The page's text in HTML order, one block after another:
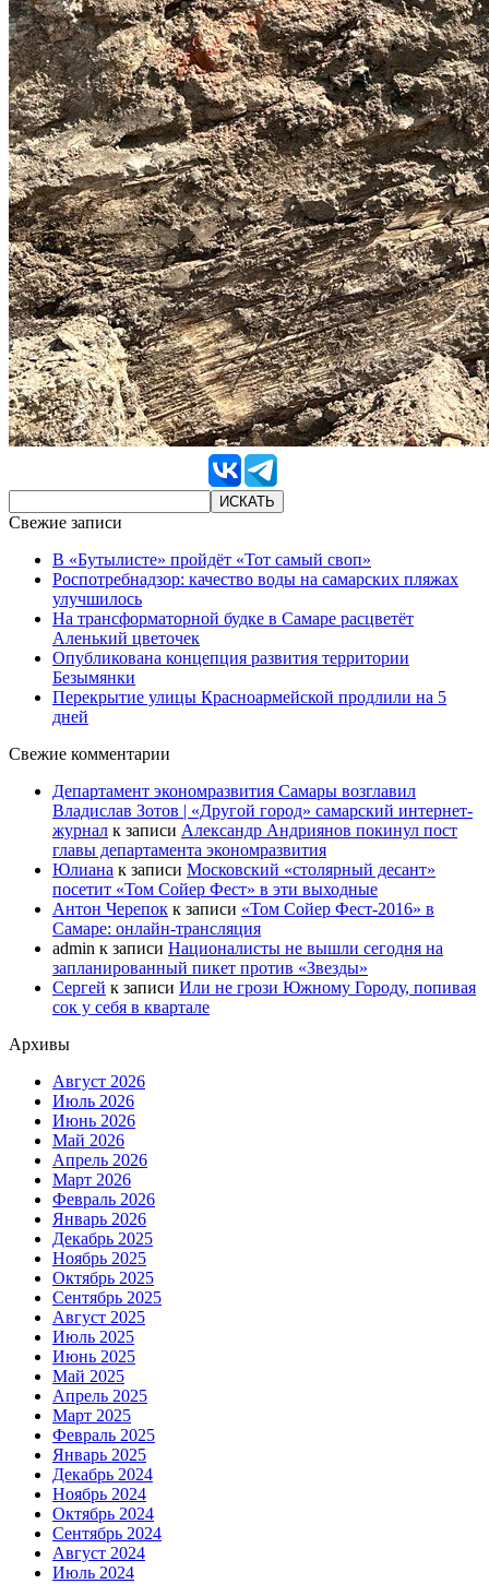
Свежие записи
В «Бутылисте» пройдёт «Тот самый своп»
Роспотребнадзор: качество воды на самарских пляжах
улучшилось
На трансформаторной будке в Самаре расцветёт
Аленький цветочек
Опубликована концепция развития территории
Безымянки
Перекрытие улицы Красноармейской продлили на 5
дней
Свежие комментарии
Департамент экономразвития Самары возглавил
Владислав Зотов | «Другой город» самарский интернет-
журнал к записи Александр Андриянов покинул пост
главы департамента экономразвития
Юлиана к записи Московский «столярный десант»
посетит «Том Сойер Фест» в эти выходные
Антон Черепок к записи «Том Сойер Фест-2016» в
Самаре: онлайн-трансляция
admin к записи Националисты не вышли сегодня на
запланированный пикет против «Звезды»
Сергей к записи Или не грози Южному Городу, попивая
сок у себя в квартале
Архивы
Август 2026
Июль 2026
Июнь 2026
Май 2026
Апрель 2026
Март 2026
Февраль 2026
Январь 2026
Декабрь 2025
Ноябрь 2025
Октябрь 2025
Сентябрь 2025
Август 2025
Июль 2025
Июнь 2025
Май 2025
Апрель 2025
Март 2025
Февраль 2025
Январь 2025
Декабрь 2024
Ноябрь 2024
Октябрь 2024
Сентябрь 2024
Август 2024
Июль 2024